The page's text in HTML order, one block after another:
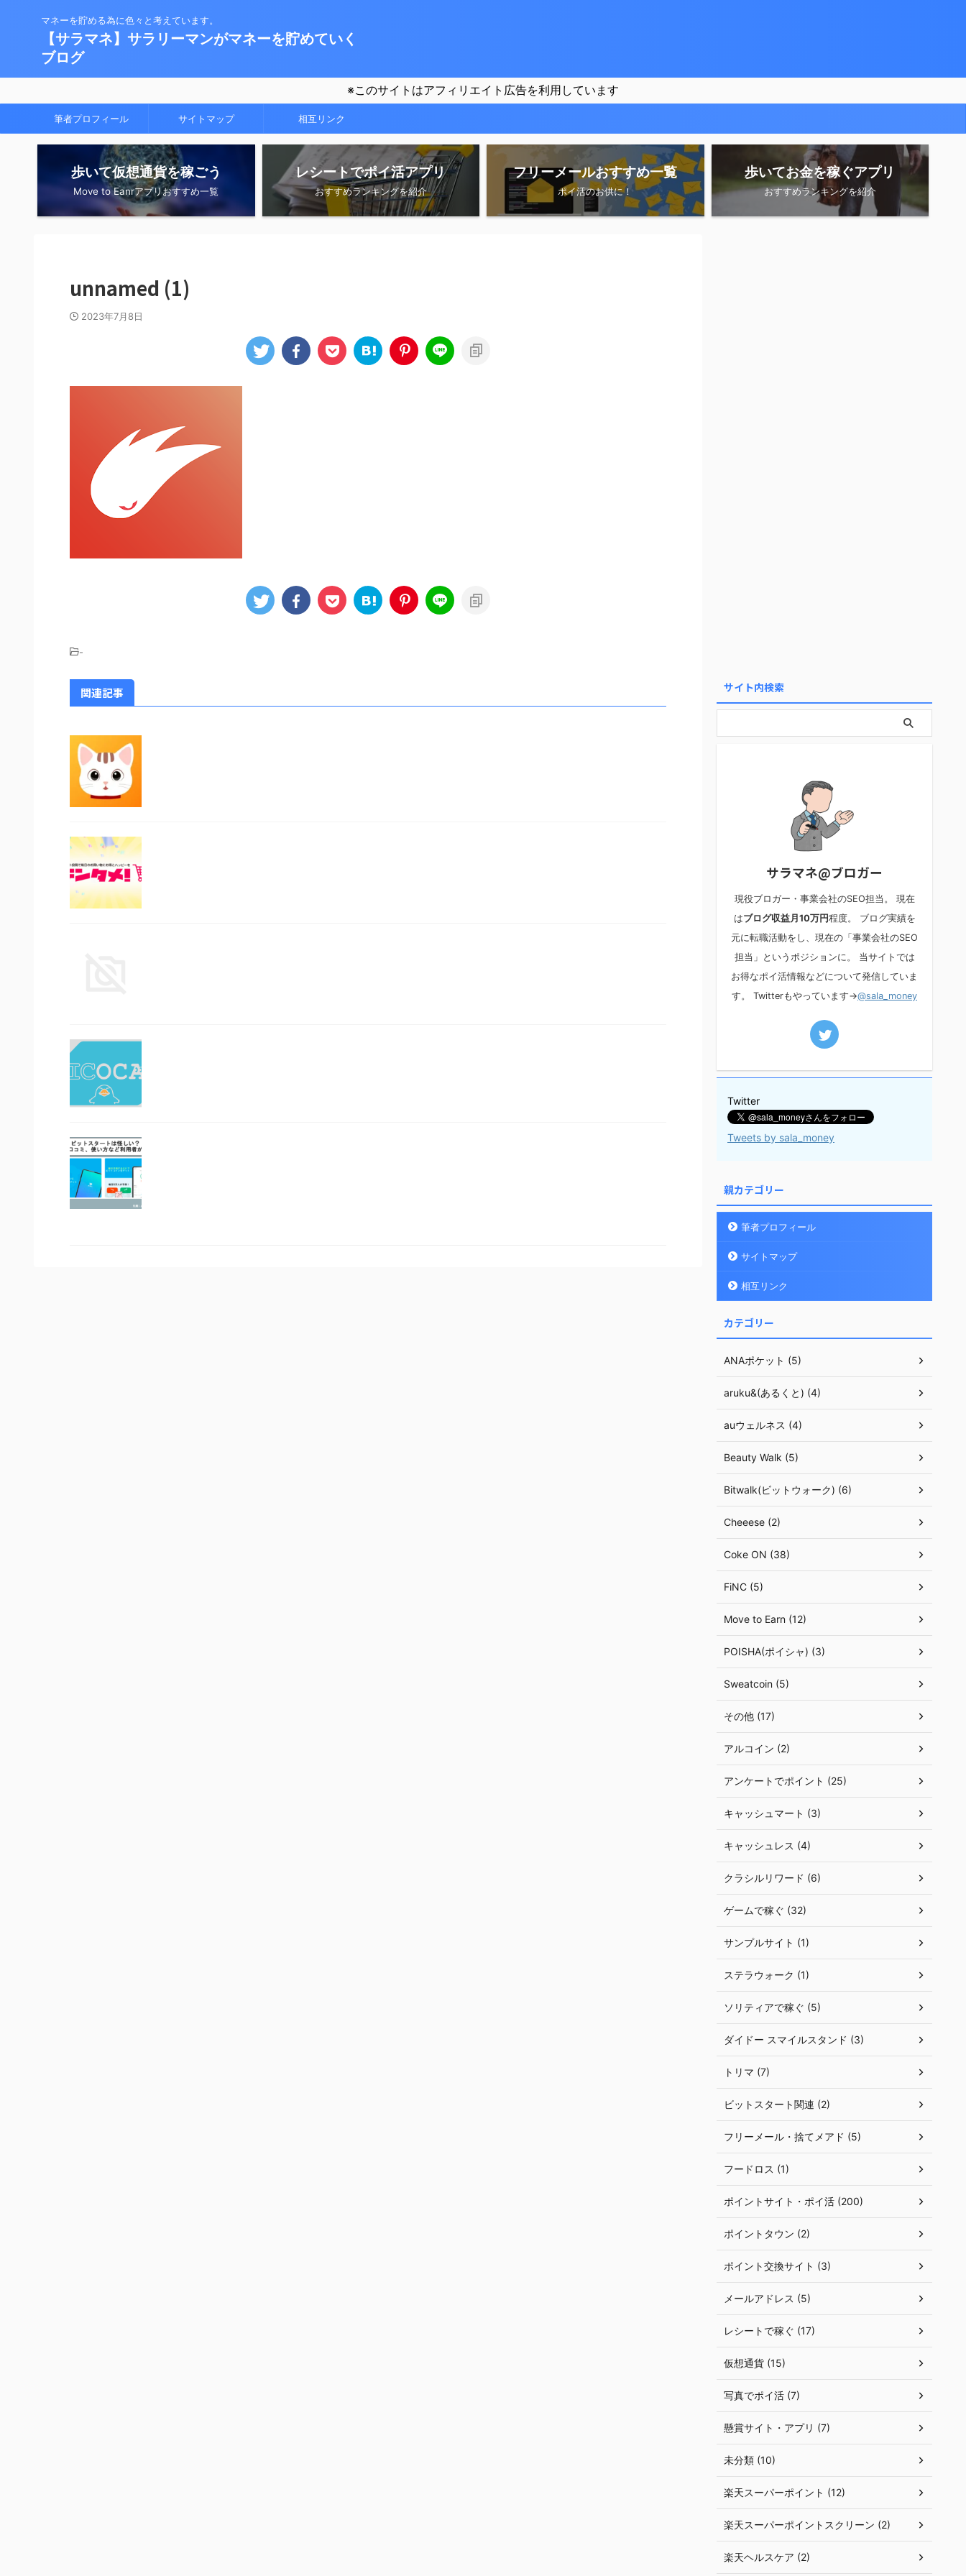
マネーを貯める為に色々と考えています。
【サラマネ】サラリーマンがマネーを貯めていく
ブログ
※このサイトはアフィリエイト広告を利用しています
筆者プロフィール サイトマップ 相互リンク
歩いて仮想通貨を稼ごう
Move to Eanrアプリおすすめ一覧
レシートでポイ活アプリ
おすすめランキングを紹介
フリーメールおすすめ一覧
ポイ活のお供に！
歩いてお金を稼ぐアプリ
おすすめランキングを紹介
unnamed (1)
2023年7月8日
-
関連記事 サイト内検索
サラマネ@ブロガー
現役ブロガー・事業会社のSEO担当。 現在
はブログ収益月10万円程度。 ブログ実績を
元に転職活動をし、現在の「事業会社のSEO
担当」というポジションに。 当サイトでは
お得なポイ活情報などについて発信していま
す。 Twitterもやっています→@sala_money
Twitter
Tweets by sala_money
親カテゴリー
筆者プロフィール
サイトマップ
相互リンク
カテゴリー
ANAポケット (5)
aruku&(あるくと) (4)
auウェルネス (4)
Beauty Walk (5)
Bitwalk(ビットウォーク) (6)
Cheeese (2)
Coke ON (38)
FiNC (5)
Move to Earn (12)
POISHA(ポイシャ) (3)
Sweatcoin (5)
その他 (17)
アルコイン (2)
アンケートでポイント (25)
キャッシュマート (3)
キャッシュレス (4)
クラシルリワード (6)
ゲームで稼ぐ (32)
サンプルサイト (1)
ステラウォーク (1)
ソリティアで稼ぐ (5)
ダイドー スマイルスタンド (3)
トリマ (7)
ビットスタート関連 (2)
フリーメール・捨てメアド (5)
フードロス (1)
ポイントサイト・ポイ活 (200)
ポイントタウン (2)
ポイント交換サイト (3)
メールアドレス (5)
レシートで稼ぐ (17)
仮想通貨 (15)
写真でポイ活 (7)
懸賞サイト・アプリ (7)
未分類 (10)
楽天スーパーポイント (12)
楽天スーパーポイントスクリーン (2)
楽天ヘルスケア (2)